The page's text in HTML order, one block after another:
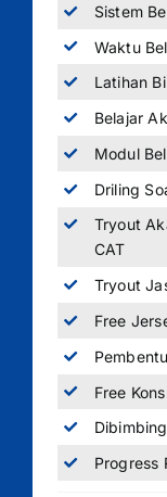
Sistem
Waktu
Latihan
Belajar
Modul
Driling
Tryout
CAT
Tryout
Free
Free
Progress